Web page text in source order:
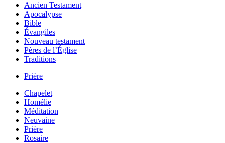
Ancien Testament
Apocalypse
Bible
Évangiles
Nouveau testament
Pères de l’Église
Traditions
Prière
Chapelet
Homélie
Méditation
Neuvaine
Prière
Rosaire